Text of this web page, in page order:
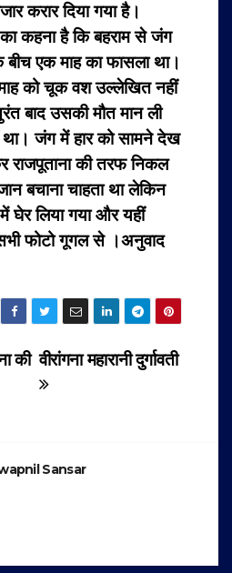
करार दिया गया है।
का कहना है कि बहराम से जंग
एक माह का फासला था।
को चूक वश उल्लेखित नहीं
बाद उसकी मौत मान ली
जंग में हार को सामने देख
राजपूताना की तरफ निकल
बचाना चाहता था लेकिन
लिया गया और यहीं
फोटो गूगल से ।अनुवाद
वीरांगना महारानी दुर्गावती
की
Sansar